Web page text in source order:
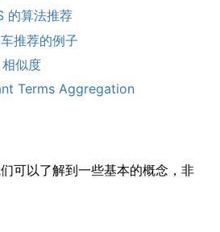
的算法推荐
推荐的例子
似度
Terms Aggregation
可以了解到一些基本的概念，非